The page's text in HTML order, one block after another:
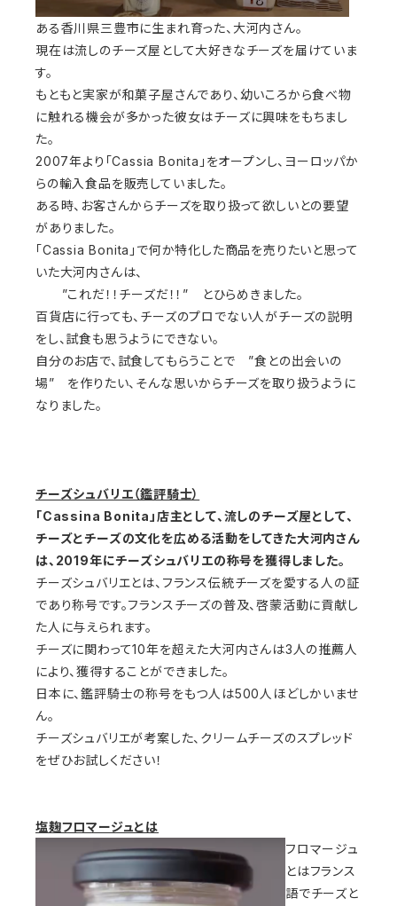
ある香川県三豊市に生まれ育った、大河内さん。
現在は流しのチーズ屋として大好きなチーズを届けていま
す。
もともと実家が和菓子屋さんであり、幼いころから食べ物
に触れる機会が多かった彼女はチーズに興味をもちまし
た。
2007年より「Cassia Bonita」をオープンし、ヨーロッパか
らの輸入食品を販売していました。
ある時、お客さんからチーズを取り扱って欲しいとの要望
がありました。
「Cassia Bonita」で何か特化した商品を売りたいと思って
いた大河内さんは、
”これだ！！チーズだ！！” とひらめきました。
百貨店に行っても、チーズのプロでない人がチーズの説明
をし、試食も思うようにできない。
自分のお店で、試食してもらうことで ”食との出会いの
場” を作りたい、そんな思いからチーズを取り扱うように
なりました。
チーズシュバリエ（鑑評騎士）
「Cassina Bonita」店主として、流しのチーズ屋として、
チーズとチーズの文化を広める活動をしてきた大河内さん
は、2019年にチーズシュバリエの称号を獲得しました。
チーズシュバリエとは、フランス伝統チーズを愛する人の証
であり称号です。フランスチーズの普及、啓蒙活動に貢献し
た人に与えられます。
チーズに関わって10年を超えた大河内さんは3人の推薦人
により、獲得することができました。
日本に、鑑評騎士の称号をもつ人は500人ほどしかいませ
ん。
チーズシュバリエが考案した、クリームチーズのスプレッド
をぜひお試しください！
塩麹フロマージュとは
フロマージュ
とはフランス
語でチーズと